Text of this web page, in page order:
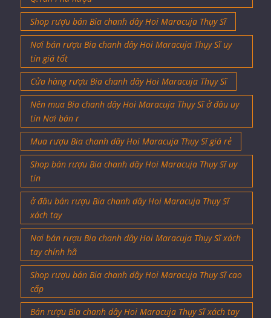
Shop rượu bán Bia chanh dây Hoi Maracuja Thụy Sĩ
Nơi bán rượu Bia chanh dây Hoi Maracuja Thụy Sĩ uy
tín giá tốt
Cửa hàng rượu Bia chanh dây Hoi Maracuja Thụy Sĩ
Nên mua Bia chanh dây Hoi Maracuja Thụy Sĩ ở đâu uy
tín Nơi bán r
Mua rượu Bia chanh dây Hoi Maracuja Thụy Sĩ giá rẻ
Shop bán rượu Bia chanh dây Hoi Maracuja Thụy Sĩ uy
tín
ở đâu bán rượu Bia chanh dây Hoi Maracuja Thụy Sĩ
xách tay
Nơi bán rượu Bia chanh dây Hoi Maracuja Thụy Sĩ xách
tay chính hã
Shop rượu bán Bia chanh dây Hoi Maracuja Thụy Sĩ cao
cấp
Bán rượu Bia chanh dây Hoi Maracuja Thụy Sĩ xách tay